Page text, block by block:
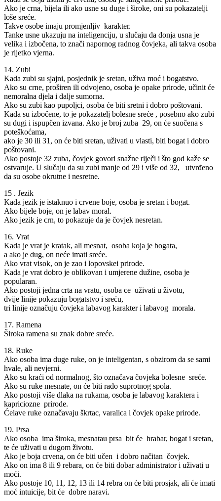
Ako je crna, bijela ili ako usne su duge i široke, oni su pokazatelji
loše sreće.
Takve osobe imaju promjenljiv karakter.
Tanke usne ukazuju na inteligenciju, u slučaju da donja usna je
velika i izbočena, to znači napornog radnog čovjeka, ali takva osoba
je rijetko vjerna.
14. Zubi
Kada zubi su sjajni, posjednik je sretan, uživa moć i bogatstvo.
Ako su crne, proširen ili odvojeno, osoba je opake prirode, učinit će
nemoralna djela i dalje sumorna.
Ako su zubi kao pupoljci, osoba će biti sretni i dobro poštovani.
Kada su izbočene, to je pokazatelj bolesne sreće , posebno ako zubi
su dugi i ispupčen izvana. Ako je broj zuba 29, on će suočena s
poteškoćama,
ako je 30 ili 31, on će biti sretan, uživati u vlasti, biti bogat i dobro
poštovani.
Ako postoje 32 zuba, čovjek govori snažne riječi i što god kaže se
ostvaruje. U slučaju da su zubi manje od 29 i više od 32, utvrđeno
da su osobe okrutne i nesretne.
15 . Jezik
Kada jezik je istaknuo i crvene boje, osoba je sretan i bogat.
Ako bijele boje, on je labav moral.
Ako jezik je crn, to pokazuje da je čovjek nesretan.
16. Vrat
Kada je vrat je kratak, ali mesnat, osoba koja je bogata,
a ako je dug, on neće imati sreće.
Ako vrat visok, on je zao i lopovskei prirode.
Kada je vrat dobro je oblikovan i umjerene dužine, osoba je
popularan.
Ako postoji jedna crta na vratu, osoba ce uživati u životu,
dvije linije pokazuju bogatstvo i sreću,
tri linije označuju čovjeka labavog karakter i labavog morala.
17. Ramena
Široka ramena su znak dobre sreće.
18. Ruke
Ako osoba ima duge ruke, on je inteligentan, s obzirom da se sami
hvale, ali nevjerni.
Ako su kraći od normalnog, što označava čovjeka bolesne sreće.
Ako su ruke mesnate, on će biti rado suprotnog spola.
Ako postoji više dlaka na rukama, osoba je labavog karaktera i
kapriciozne prirode.
Ćelave ruke označavaju škrtac, varalica i čovjek opake prirode.
19. Prsa
Ako osoba ima široka, mesnatau prsa bit će hrabar, bogat i sretan,
te će uživati u dugom životu.
Ako je boja crvena, on će biti učen i dobro načitan čovjek.
Ako on ima 8 ili 9 rebara, on će biti dobar administrator i uživati u
moći.
Ako postoje 10, 11, 12, 13 ili 14 rebra on će biti prosjak, ali će imati
moć intuicije, bit će dobre naravi.